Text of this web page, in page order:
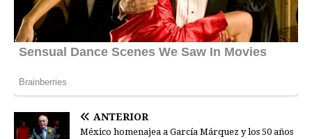
ANTERIOR
México homenajea a García Márquez y los 50 años